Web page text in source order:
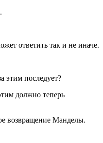
ответить так и не иначе.
этим последует?
должно теперь
возвращение Манделы.